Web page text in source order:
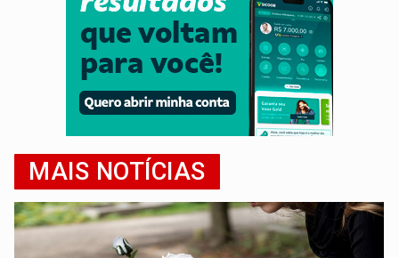
MAIS NOTÍCIAS